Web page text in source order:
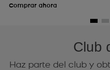
Comprar ahora
Club
Haz parte del club y